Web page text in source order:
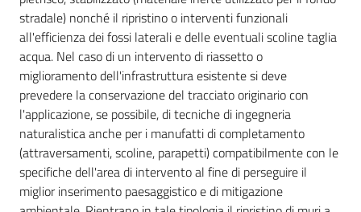
stradale) nonché il ripristino o interventi funzionali
all'efficienza dei fossi laterali e delle eventuali scoline taglia
acqua. Nel caso di un intervento di riassetto o
miglioramento dell'infrastruttura esistente si deve
prevedere la conservazione del tracciato originario con
l'applicazione, se possibile, di tecniche di ingegneria
naturalistica anche per i manufatti di completamento
(attraversamenti, scoline, parapetti) compatibilmente con le
specifiche dell'area di intervento al fine di perseguire il
miglior inserimento paesaggistico e di mitigazione